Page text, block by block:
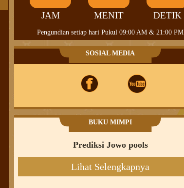
JAM MENIT DETIK
Pengundian setiap hari Pukul 09:00 AM & 21:00 PM
SOSIAL MEDIA
BUKU MIMPI
Prediksi Jowo pools
Lihat Selengkapnya